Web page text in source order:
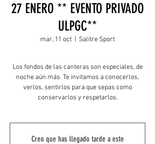
27 ENERO ** EVENTO PRIVADO
ULPGC**
mar, 11 oct Salitre Sport
Los fondos de las canteras son especiales, de
noche aún más. Te invitamos a conocerlos,
verlos, sentirlos para que sepas como
conservarlos y respetarlos.
Creo que has llegado tarde a este